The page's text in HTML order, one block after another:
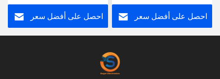
احصل على أفضل سعر
Cable
احصل على أفضل سعر